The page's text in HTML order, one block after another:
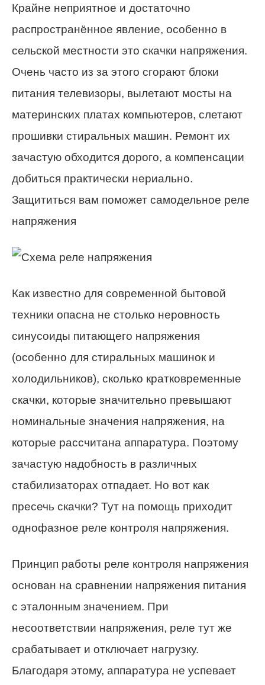
Крайне неприятное и достаточно
распространённое явление, особенно в
сельской местности это скачки напряжения.
Очень часто из за этого сгорают блоки
питания телевизоры, вылетают мосты на
материнских платах компьютеров, слетают
прошивки стиральных машин. Ремонт их
зачастую обходится дорого, а компенсации
добиться практически нериально.
Защититься вам поможет самодельное реле
напряжения
Как известно для современной бытовой
техники опасна не столько неровность
синусоиды питающего напряжения
(особенно для стиральных машинок и
холодильников), сколько кратковременные
скачки, которые значительно превышают
номинальные значения напряжения, на
которые рассчитана аппаратура. Поэтому
зачастую надобность в различных
стабилизаторах отпадает. Но вот как
пресечь скачки? Тут на помощь приходит
однофазное реле контроля напряжения.
Принцип работы реле контроля напряжения
основан на сравнении напряжения питания
с эталонным значением. При
несоответствии напряжения, реле тут же
срабатывает и отключает нагрузку.
Благодаря этому, аппаратура не успевает